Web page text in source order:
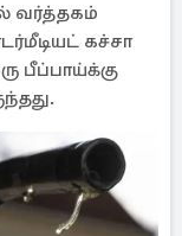
வர்த்தகம்
கச்சா
பீப்பாய்க்கு